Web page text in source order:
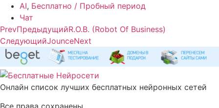
AI, Бесплатно / Пробный период
Чат
PrevПредыдущийR.O.B. (Robot Of Business)
СледующийJounceNext
Онлайн список лучших бесплатных нейронных сетей
Все права сохранены